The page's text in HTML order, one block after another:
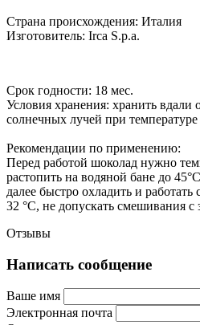
Страна происхождения: Италия
Изготовитель: Irca S.p.a.
Срок годности: 18 мес.
Условия хранения: хранить вдали
солнечных лучей при температуре
Рекомендации по применению:
Перед работой шоколад нужно
растопить на водяной бане до
далее быстро охладить и
32 °С, не допускать смешивания с
Отзывы
Написать сообщение
Ваше имя
Электронная почта